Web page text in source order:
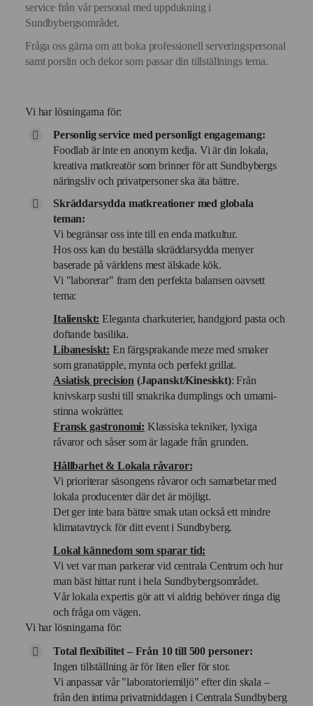
service från vår personal med uppdukning i
Sundbybergsområdet.
Fråga oss gärna om att boka professionell serveringspersonal
samt porslin och dekor som passar din tillställnings tema.
Vi har lösningarna för:
Personlig service med personligt engagemang:
Foodlab är inte en anonym kedja. Vi är din lokala,
kreativa matkreatör som brinner för att Sundbybergs
näringsliv och privatpersoner ska äta bättre.
Skräddarsydda matkreationer med globala
teman:
Vi begränsar oss inte till en enda matkultur.
Hos oss kan du beställa skräddarsydda menyer
baserade på världens mest älskade kök.
Vi "laborerar" fram den perfekta balansen oavsett
tema:
Italienskt: Eleganta charkuterier, handgjord pasta och
doftande basilika.
Libanesiskt: En färgsprakande meze med smaker
som granatäpple, mynta och perfekt grillat.
Asiatisk precision (Japanskt/Kinesiskt): Från
knivskarp sushi till smakrika dumplings och umami-
stinna wokrätter.
Fransk gastronomi: Klassiska tekniker, lyxiga
råvaror och såser som är lagade från grunden.
Hållbarhet & Lokala råvaror:
Vi prioriterar säsongens råvaror och samarbetar med
lokala producenter där det är möjligt.
Det ger inte bara bättre smak utan också ett mindre
klimatavtryck för ditt event i Sundbyberg.
Lokal kännedom som sparar tid:
Vi vet var man parkerar vid centrala Centrum och hur
man bäst hittar runt i hela Sundbybergsområdet.
Vår lokala expertis gör att vi aldrig behöver ringa dig
och fråga om vägen.
Vi har lösningarna för:
Total flexibilitet – Från 10 till 500 personer:
Ingen tillställning är för liten eller för stor.
Vi anpassar vår "laboratoriemiljö" efter din skala –
från den intima privatmiddagen i Centrala Sundbyberg